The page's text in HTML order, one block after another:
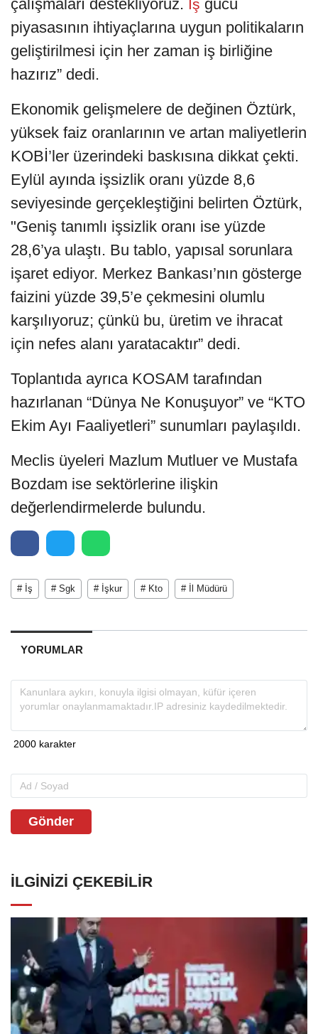
çalışmaları destekliyoruz. İş gücü
piyasasının ihtiyaçlarına uygun politikaların
geliştirilmesi için her zaman iş birliğine
hazırız” dedi.
Ekonomik gelişmelere de değinen Öztürk,
yüksek faiz oranlarının ve artan maliyetlerin
KOBİ’ler üzerindeki baskısına dikkat çekti.
Eylül ayında işsizlik oranı yüzde 8,6
seviyesinde gerçekleştiğini belirten Öztürk,
"Geniş tanımlı işsizlik oranı ise yüzde
28,6’ya ulaştı. Bu tablo, yapısal sorunlara
işaret ediyor. Merkez Bankası’nın gösterge
faizini yüzde 39,5’e çekmesini olumlu
karşılıyoruz; çünkü bu, üretim ve ihracat
için nefes alanı yaratacaktır” dedi.
Toplantıda ayrıca KOSAM tarafından
hazırlanan “Dünya Ne Konuşuyor” ve “KTO
Ekim Ayı Faaliyetleri” sunumları paylaşıldı.
Meclis üyeleri Mazlum Mutluer ve Mustafa
Bozdam ise sektörlerine ilişkin
değerlendirmelerde bulundu.
# İş # Sgk # İşkur # Kto # İl Müdürü
YORUMLAR
Gönder
İLGINIZI ÇEKEBILIR